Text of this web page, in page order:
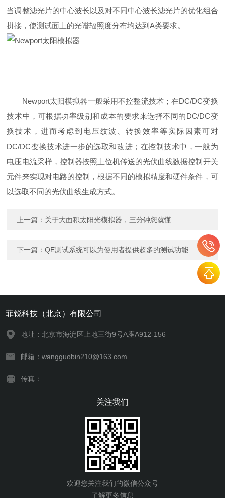
当调整滤光片的中心波长以及对不同中心波长滤光片的优化组合
拼接，使测试面上的光谱辐照度分布均达到A类要求。
Newport太阳模拟器一般采用不控整流技术；在DC/DC变换
技术中，可根据功率级别和成本的要求来选择不同的DC/DC变
换技术，进而考虑到电压纹波、转换效率等实际因素可对
DC/DC变换技术进一步的选取和改进；在控制技术中，一般为
电压电流采样，控制器按照上位机传送的光伏曲线数据控制开关
元件来实现对电路的控制，根据不同的模拟精度和硬件条件，可
以选取不同的光伏曲线生成方式。
上一篇： 关于大面积太阳光模拟器，三分钟您就懂
下一篇：QE测试系统可以为使用者提供超多的测试功能
菲锐科技（北京）有限公司
地址：北京市海淀区上地三街9号A座A912-156
邮箱：wangguobin210@163.com
传真：
关注我们
欢迎您关注我们的微信公众号
了解更多信息